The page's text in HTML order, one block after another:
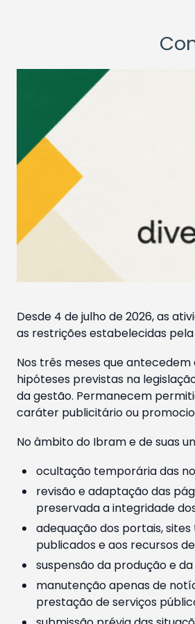
Desde 4 de julho de 2026, as
as restrições estabelecidas
Nos três meses que
hipóteses previstas na
da gestão. Permanecem
caráter publicitário ou
No âmbito do Ibram e de suas
ocultação temporária das
revisão e adaptação das
preservada a integridade
adequação dos portais,
publicados e aos recursos
suspensão da produção e
manutenção apenas de
prestação de serviços